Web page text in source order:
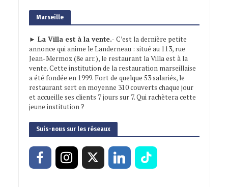
Marseille
► La Villa est à la vente.- C’est la dernière petite
annonce qui anime le Landerneau : situé au 113, rue
Jean-Mermoz (8e arr.), le restaurant la Villa est à la
vente. Cette institution de la restauration marseillaise
a été fondée en 1999. Fort de quelque 53 salariés, le
restaurant sert en moyenne 310 couverts chaque jour
et accueille ses clients 7 jours sur 7. Qui rachètera cette
jeune institution ?
Suis-nous sur les réseaux